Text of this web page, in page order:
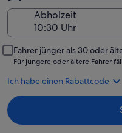
Abholzeit
Fahrer jünger als 30 oder
Für jüngere oder ältere Fahrer
Ich habe einen Rabattcode